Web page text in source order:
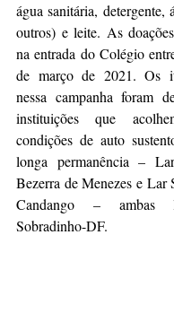
água sanitária, detergente,
outros) e leite. As
na entrada do Colégio
de março de 2021. Os
nessa campanha foram
instituições que
condições de auto
longa permanência –
Bezerra de Menezes e Lar
Candango – ambas
Sobradinho-DF.